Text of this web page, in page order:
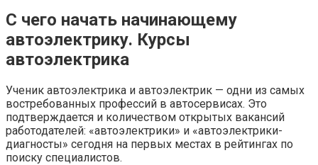
С чего начать начинающему
автоэлектрику. Курсы
автоэлектрика
Ученик автоэлектрика и автоэлектрик — одни из самых
востребованных профессий в автосервисах. Это
подтверждается и количеством открытых вакансий
работодателей: «автоэлектрики» и «автоэлектрики-
диагносты» сегодня на первых местах в рейтингах по
поиску специалистов.